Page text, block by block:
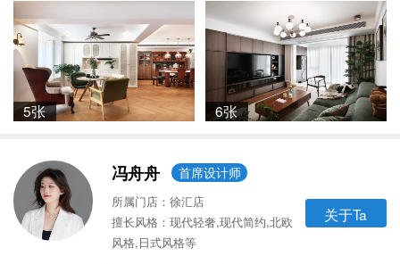
5张 6张
冯舟舟 首席设计师
所属门店：徐汇店
擅长风格：现代轻奢,现代简约,北欧
风格,日式风格等
关于Ta